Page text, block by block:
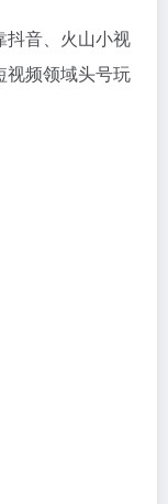
抖音、火山小视
视频领域头号玩